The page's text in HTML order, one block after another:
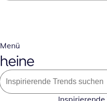
Menü
Inspirierende